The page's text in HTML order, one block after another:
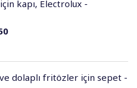
kapı, Electrolux -
dolaplı fritözler için sepet -